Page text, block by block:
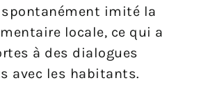
spontanément imité la
locale, ce qui a
à des dialogues
avec les habitants.